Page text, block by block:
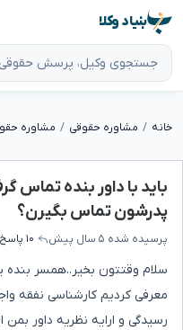
بنیاد وکلا
خانه مشاوره حقوقی مشاوره
باید با داور بنده تماس
پدرشون تماس بگیرن؟
پرسیده شده ۵ سال پیش ۱۰ پاسخ
سلام وقتتون بخیر..همسر بنده
معرفی کردیم کارشناسی نفقه
رسیدگی و ارایه نظریه داور بمن